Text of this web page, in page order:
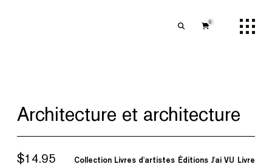
0
Architecture et architecture
$14.95 Collection Livres d'artistes Éditions J'ai VU Livre